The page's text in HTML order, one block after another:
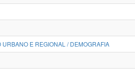
URBANO E REGIONAL / DEMOGRAFIA